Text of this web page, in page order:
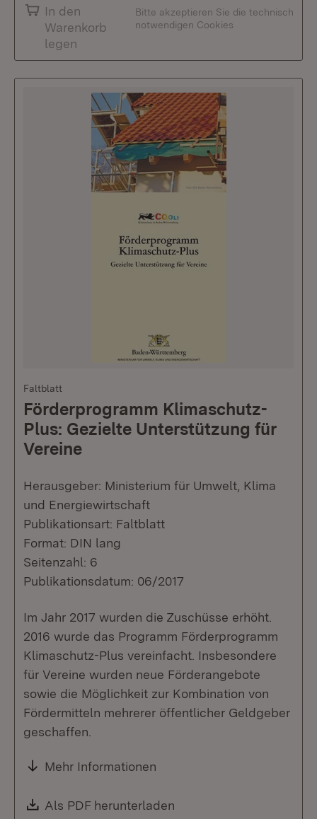
In den
Warenkorb
legen
Bitte akzeptieren Sie die technisch
notwendigen Cookies
Faltblatt
Förderprogramm Klimaschutz-
Plus: Gezielte Unterstützung für
Vereine
Herausgeber: Ministerium für Umwelt, Klima
und Energiewirtschaft
Publikationsart: Faltblatt
Format: DIN lang
Seitenzahl: 6
Publikationsdatum: 06/2017
Im Jahr 2017 wurden die Zuschüsse erhöht.
2016 wurde das Programm Förderprogramm
Klimaschutz-Plus vereinfacht. Insbesondere
für Vereine wurden neue Förderangebote
sowie die Möglichkeit zur Kombination von
Fördermitteln mehrerer öffentlicher Geldgeber
geschaffen.
Mehr Informationen
Download:
Als PDF herunterladen